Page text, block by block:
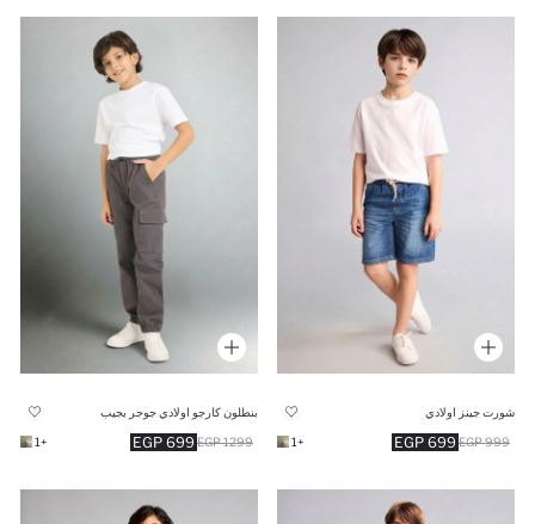
شورت جينز اولادي
699 EGP 999 EGP
+1
بنطلون كارجو اولادي جوجر بجيب
699 EGP 1299 EGP
+1